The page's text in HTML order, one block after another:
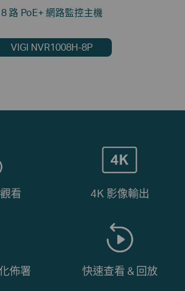
VIGI NVR1008H-8P
8 路 PoE+ 網路監控主機
看 4K 影像輸出
佈署 快速查看 & 回放